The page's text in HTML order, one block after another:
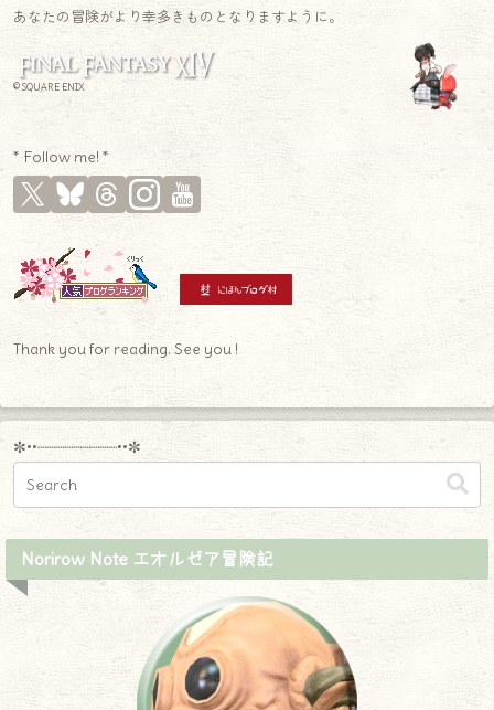
あなたの冒険がより幸多きものとなりますように。
© SQUARE ENIX
* Follow me! *
Thank you for reading. See you !
✼••┈┈┈┈┈┈┈┈┈••✼
Norirow Note エオルゼア冒険記